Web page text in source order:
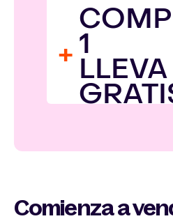
+1
LLEVA
Comienza a